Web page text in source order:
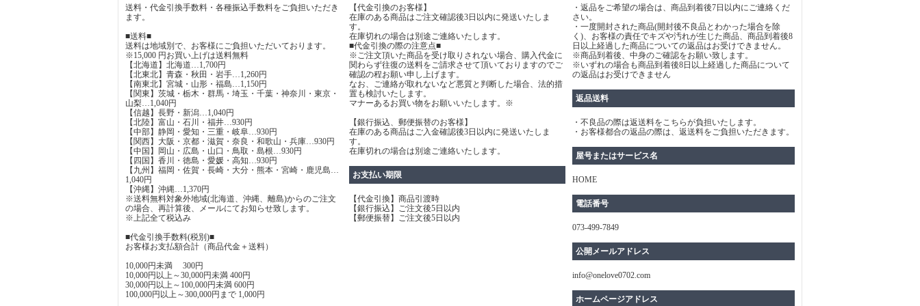
送料・代金引換手数料・各種振込手数料をご負担いただき
ます。
■送料■
送料は地域別で、お客様にご負担いただいております。
※15,000 円お買い上げは送料無料
【北海道】北海道…1,700円
【北東北】青森・秋田・岩手…1,260円
【南東北】宮城・山形・福島…1,150円
【関東】茨城・栃木・群馬・埼玉・千葉・神奈川・東京・
山梨…1,040円
【信越】長野・新潟…1,040円
【北陸】富山・石川・福井…930円
【中部】静岡・愛知・三重・岐阜…930円
【関西】大阪・京都・滋賀・奈良・和歌山・兵庫…930円
【中国】岡山・広島・山口・鳥取・島根…930円
【四国】香川・徳島・愛媛・高知…930円
【九州】福岡・佐賀・長崎・大分・熊本・宮崎・鹿児島…
1,040円
【沖縄】沖縄…1,370円
※送料無料対象外地域(北海道、沖縄、離島)からのご注文
の場合、再計算後、メールにてお知らせ致します。
※上記全て税込み
■代金引換手数料(税別)■
お客様お支払額合計（商品代金＋送料）
10,000円未満 300円
10,000円以上～30,000円未満 400円
30,000円以上～100,000円未満 600円
100,000円以上～300,000円まで 1,000円
【代金引換のお客様】
在庫のある商品はご注文確認後3日以内に発送いたしま
す。
在庫切れの場合は別途ご連絡いたします。
■代金引換の際の注意点■
※ご注文頂いた商品を受け取りされない場合、購入代金に
関わらず往復の送料をご請求させて頂いておりますのでご
確認の程お願い申し上げます。
なお、ご連絡が取れないなど悪質と判断した場合、法的措
置も検討いたします。
マナーあるお買い物をお願いいたします。※
【銀行振込、郵便振替のお客様】
在庫のある商品はご入金確認後3日以内に発送いたしま
す。
在庫切れの場合は別途ご連絡いたします。
お支払い期限
【代金引換】商品引渡時
【銀行振込】ご注文後5日以内
【郵便振替】ご注文後5日以内
・返品をご希望の場合は、商品到着後7日以内にご連絡くだ
さい。
・一度開封された商品(開封後不良品とわかった場合を除
く)、お客様の責任でキズや汚れが生じた商品、商品到着後8
日以上経過した商品についての返品はお受けできません。
※商品到着後、中身のご確認をお願い致します。
※いずれの場合も商品到着後8日以上経過した商品について
の返品はお受けできません
返品送料
・不良品の際は返送料をこちらが負担いたします。
・お客様都合の返品の際は、返送料をご負担いただきます。
屋号またはサービス名
HOME
電話番号
073-499-7849
公開メールアドレス
info@onelove0702.com
ホームページアドレス